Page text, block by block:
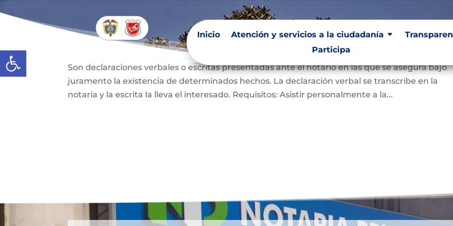
Abrir barra de herramientas
Inicio Atención y servicios a la ciudadanía
Participa
Inicio Atención y servicios a la ciudadanía
Participa
Extra-proceso o declaración bajo la gravedad de
juramento
Son declaraciones verbales o escritas presentadas ante el notario en las que se asegura bajo
juramento la existencia de determinados hechos. La declaración verbal se transcribe en la
notaría y la escrita la lleva el interesado. Requisitos: Asistir personalmente a la...